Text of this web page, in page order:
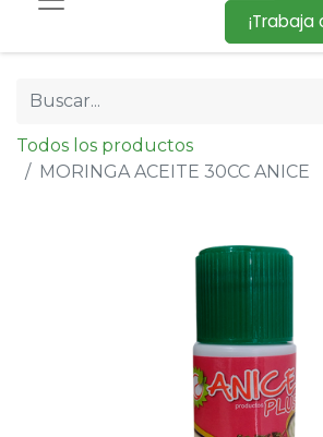
Todos los productos
MORINGA ACEITE 30CC ANICE